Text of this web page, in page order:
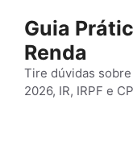
para
conteúdo
Guia
Renda
Tire dúvidas
2026, IR, IRPF e